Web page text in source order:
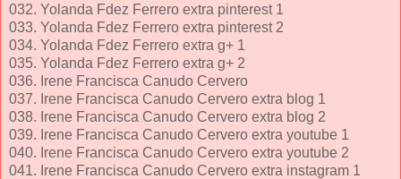
032. Yolanda Fdez Ferrero extra pinterest 1
033. Yolanda Fdez Ferrero extra pinterest 2
034. Yolanda Fdez Ferrero extra g+ 1
035. Yolanda Fdez Ferrero extra g+ 2
036. Irene Francisca Canudo Cervero
037. Irene Francisca Canudo Cervero extra blog 1
038. Irene Francisca Canudo Cervero extra blog 2
039. Irene Francisca Canudo Cervero extra youtube 1
040. Irene Francisca Canudo Cervero extra youtube 2
041. Irene Francisca Canudo Cervero extra instagram 1